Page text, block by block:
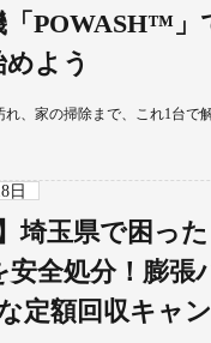
「POWASH™」
よう
、家の掃除まで、これ1台で
日
埼玉県で困っ
安全処分！膨張
定額回収キャ